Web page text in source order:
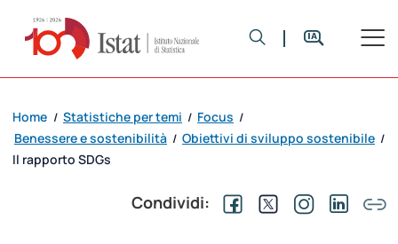
Home / Statistiche per temi / Focus /
Benessere e sostenibilità / Obiettivi di sviluppo sostenibile /
Il rapporto SDGs
Condividi: